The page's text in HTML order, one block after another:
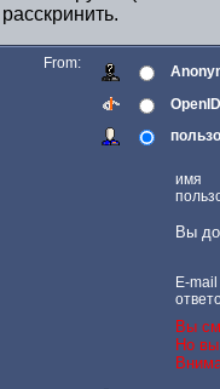
расскринить.
From:
OpenID
имя
Вы
E-
Вы
Но